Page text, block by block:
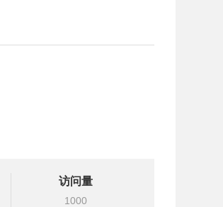
访问量
1000